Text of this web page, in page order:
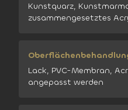
Kunstquarz,
zusammengesetztes
Lack, PVC-Membran,
angepasst werden